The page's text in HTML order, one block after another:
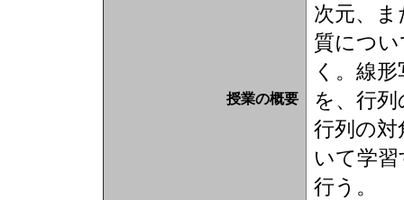
授業の概要
次元、
質につ
く。線
を、行
行列の
いて学
行う。